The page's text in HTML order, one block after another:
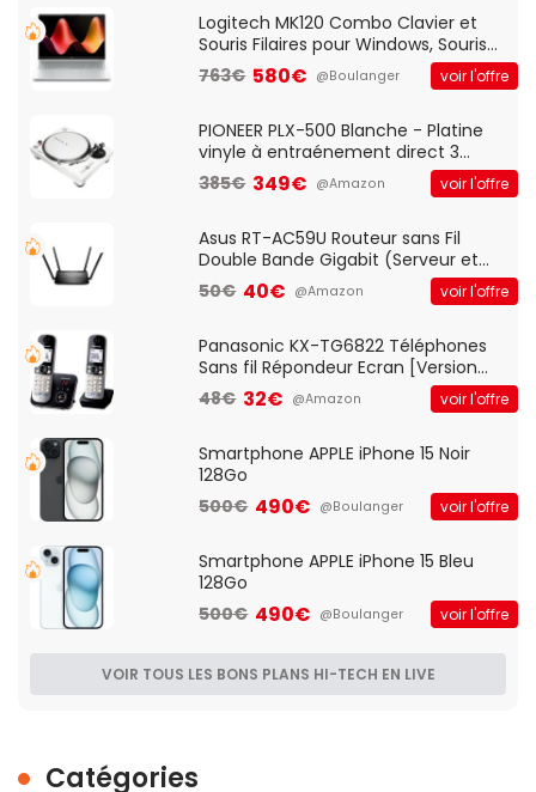
QWERTY UK - Noir
Logitech MK120 Combo Clavier et
Souris Filaires pour Windows, Souris
Optique Filaire, Connexion USB Plug
And Play, Confortable, Taille
QWERTY UK - Noir
763€ 580€ @Boulanger voir l'offre
PIONEER PLX-500 Blanche - Platine
vinyle à entraénement direct 3
vitesses (33-45-78 trs/min) avec
pre-ampli intégré et port USB
385€ 349€ @Amazon voir l'offre
Asus RT-AC59U Routeur sans Fil
Double Bande Gigabit (Serveur et
Client VPN, Triple Vlan, Mode Point
d'accès et Bridge, contrôle Parental,
50€ 40€ @Amazon voir l'offre
Panasonic KX-TG6822 Téléphones
Sans fil Répondeur Ecran [Version
Française]
48€ 32€ @Amazon voir l'offre
Smartphone APPLE iPhone 15 Noir
128Go
500€ 490€ @Boulanger voir l'offre
Smartphone APPLE iPhone 15 Bleu
128Go
500€ 490€ @Boulanger voir l'offre
VOIR TOUS LES BONS PLANS HI-TECH EN LIVE
Catégories